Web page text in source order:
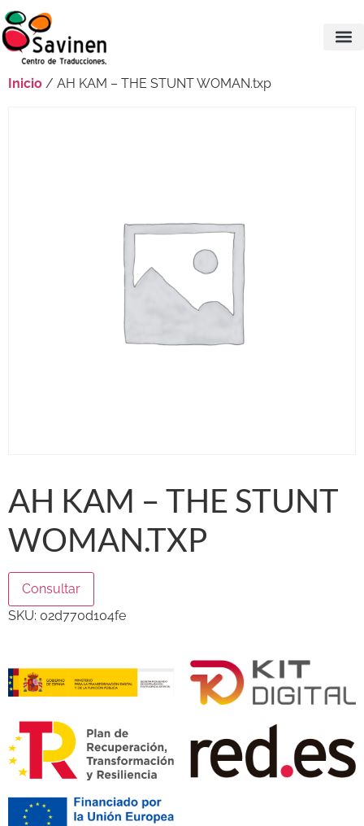
Inicio / AH KAM – THE STUNT WOMAN.txp
AH KAM – THE STUNT
WOMAN.TXP
Consultar
SKU: 02d770d104fe